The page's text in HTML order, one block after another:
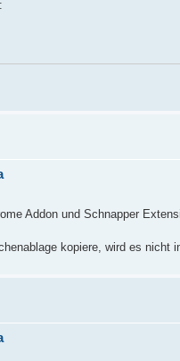
Addon und Schnapper
kopiere, wird es nicht